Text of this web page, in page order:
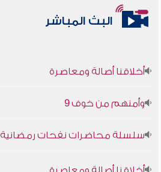
البث المباشر
أخلاقنا أصالة ومعاصرة
وأمنهم من خوف 9
سلسلة محاضرات نفحات رمضانية 1444هـ
أخلاقنا أصالة ومعاصرة